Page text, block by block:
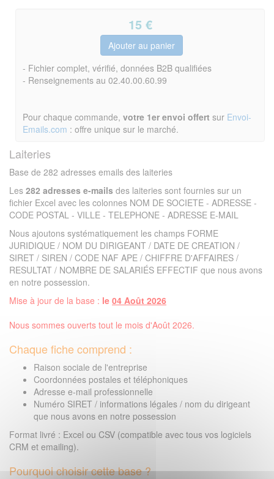
15 €
- Fichier complet, vérifié, données B2B qualifiées
- Renseignements au 02.40.00.60.99
Pour chaque commande, votre 1er envoi offert sur Envoi-
Emails.com : offre unique sur le marché.
Laiteries
Base de 282 adresses emails des laiteries
Les 282 adresses e-mails des laiteries sont fournies sur un
fichier Excel avec les colonnes NOM DE SOCIETE - ADRESSE -
CODE POSTAL - VILLE - TELEPHONE - ADRESSE E-MAIL
Nous ajoutons systématiquement les champs FORME
JURIDIQUE / NOM DU DIRIGEANT / DATE DE CREATION /
SIRET / SIREN / CODE NAF APE / CHIFFRE D'AFFAIRES /
RESULTAT / NOMBRE DE SALARIÉS EFFECTIF que nous avons
en notre possession.
Mise à jour de la base : le 04 Août 2026
Nous sommes ouverts tout le mois d'Août 2026.
Chaque fiche comprend :
Raison sociale de l'entreprise
Coordonnées postales et téléphoniques
Adresse e-mail professionnelle
Numéro SIRET / informations légales / nom du dirigeant
que nous avons en notre possession
Format livré : Excel ou CSV (compatible avec tous vos logiciels
CRM et emailing).
Pourquoi choisir cette base ?